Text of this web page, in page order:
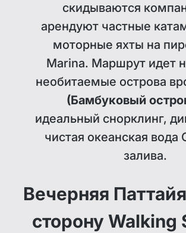
скидываются
арендуют частные
моторные яхты на
Marina. Маршрут идет
необитаемые острова
(Бамбуковый
идеальный снорклинг,
чистая океанская вода
залива.
Вечерняя
сторону Walking